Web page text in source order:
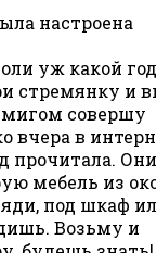
настроена
уж какой год
стремянку и
мигом совершу
вчера в
прочитала.
мебель из
под шкаф
Возьму и